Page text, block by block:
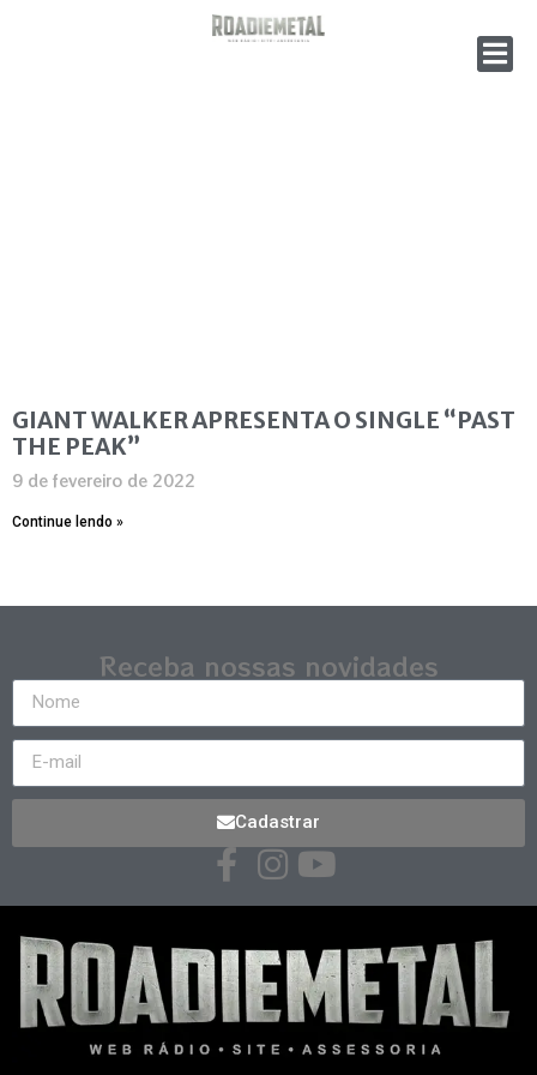
GIANT WALKER APRESENTA O SINGLE “PAST
THE PEAK”
9 de fevereiro de 2022
Continue lendo »
Receba nossas novidades
Cadastrar